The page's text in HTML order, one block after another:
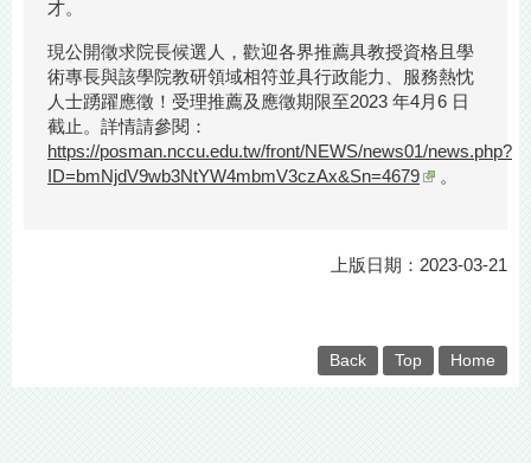
才。
現公開徵求院長候選人，歡迎各界推薦具教授資格且學
術專長與該學院教研領域相符並具行政能力、服務熱忱
人士踴躍應徵！受理推薦及應徵期限至2023 年4月6 日
截止。詳情請參閱：
https://posman.nccu.edu.tw/front/NEWS/news01/news.php?
ID=bmNjdV9wb3NtYW4mbmV3czAx&Sn=4679
。
上版日期：2023-03-21
Back Top Home